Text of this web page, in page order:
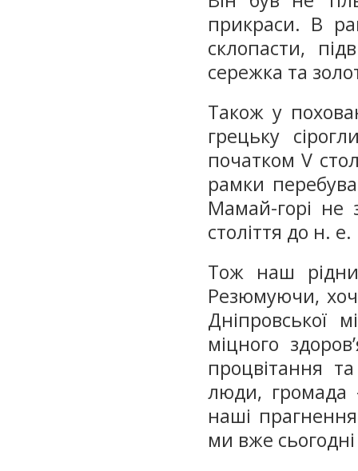
прикраси. В
склопасти,
сережка та
Також у
грецьку
початком V
рамки
Мамай-горі не
століття до н. е.
Тож наш
Резюмуючи,
Дніпровської
міцного
процвітання
люди, громада
наші
ми вже